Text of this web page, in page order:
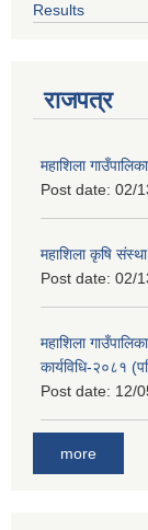
Results
राजपत्र
महाशिला
Post date: 02/
महाशिला कृषि
Post date: 02/
महाशिला
कार्यविधि-२०८१
Post date: 12/
more